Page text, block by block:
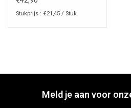
Stukprijs : €21,45 / Stuk
Meld je aan voor